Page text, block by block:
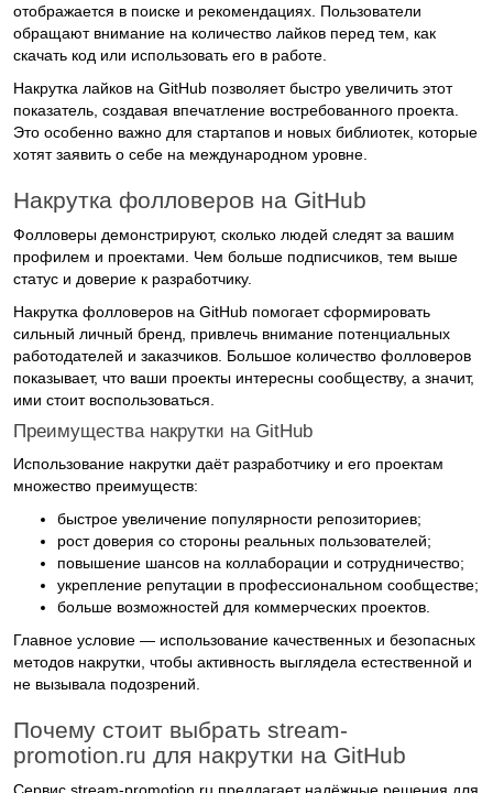
отображается в поиске и рекомендациях. Пользователи
обращают внимание на количество лайков перед тем, как
скачать код или использовать его в работе.
Накрутка лайков на GitHub позволяет быстро увеличить этот
показатель, создавая впечатление востребованного проекта.
Это особенно важно для стартапов и новых библиотек, которые
хотят заявить о себе на международном уровне.
Накрутка фолловеров на GitHub
Фолловеры демонстрируют, сколько людей следят за вашим
профилем и проектами. Чем больше подписчиков, тем выше
статус и доверие к разработчику.
Накрутка фолловеров на GitHub помогает сформировать
сильный личный бренд, привлечь внимание потенциальных
работодателей и заказчиков. Большое количество фолловеров
показывает, что ваши проекты интересны сообществу, а значит,
ими стоит воспользоваться.
Преимущества накрутки на GitHub
Использование накрутки даёт разработчику и его проектам
множество преимуществ:
быстрое увеличение популярности репозиториев;
рост доверия со стороны реальных пользователей;
повышение шансов на коллаборации и сотрудничество;
укрепление репутации в профессиональном сообществе;
больше возможностей для коммерческих проектов.
Главное условие — использование качественных и безопасных
методов накрутки, чтобы активность выглядела естественной и
не вызывала подозрений.
Почему стоит выбрать stream-
promotion.ru для накрутки на GitHub